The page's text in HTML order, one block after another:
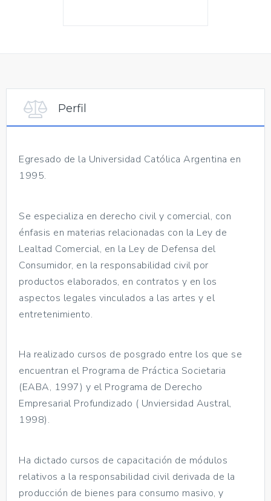
Perfil
Egresado de la Universidad Católica Argentina en
1995.
Se especializa en derecho civil y comercial, con
énfasis en materias relacionadas con la Ley de
Lealtad Comercial, en la Ley de Defensa del
Consumidor, en la responsabilidad civil por
productos elaborados, en contratos y en los
aspectos legales vinculados a las artes y el
entretenimiento.
Ha realizado cursos de posgrado entre los que se
encuentran el Programa de Práctica Societaria
(EABA, 1997) y el Programa de Derecho
Empresarial Profundizado ( Unviersidad Austral,
1998).
Ha dictado cursos de capacitación de módulos
relativos a la responsabilidad civil derivada de la
producción de bienes para consumo masivo, y